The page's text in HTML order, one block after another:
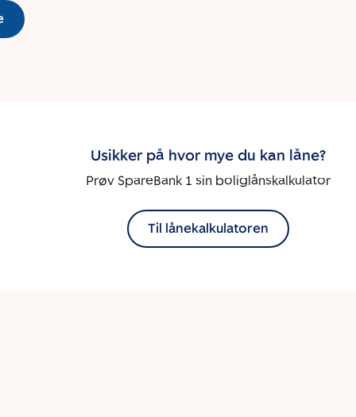
Usikker på hvor mye du kan låne?
Prøv SpareBank 1 sin boliglånskalkulator
Til lånekalkulatoren